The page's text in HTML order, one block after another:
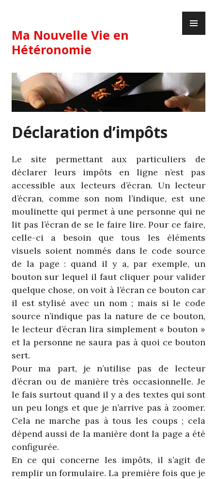
content
Ma Nouvelle Vie en
Hétéronomie
Déclaration d’impôts
Le site permettant aux particuliers de
déclarer leurs impôts en ligne n’est pas
accessible aux lecteurs d’écran. Un lecteur
d’écran, comme son nom l’indique, est une
moulinette qui permet à une personne qui ne
lit pas l’écran de se le faire lire. Pour ce faire,
celle-ci a besoin que tous les éléments
visuels soient nommés dans le code source
de la page : quand il y a, par exemple, un
bouton sur lequel il faut cliquer pour valider
quelque chose, on voit à l’écran ce bouton car
il est stylisé avec un nom ; mais si le code
source n’indique pas la nature de ce bouton,
le lecteur d’écran lira simplement « bouton »
et la personne ne saura pas à quoi ce bouton
sert.
Pour ma part, je n’utilise pas de lecteur
d’écran ou de manière très occasionnelle. Je
le fais surtout quand il y a des textes qui sont
un peu longs et que je n’arrive pas à zoomer.
Cela ne marche pas à tous les coups ; cela
dépend aussi de la manière dont la page a été
configurée.
En ce qui concerne les impôts, il s’agit de
remplir un formulaire. La première fois que je